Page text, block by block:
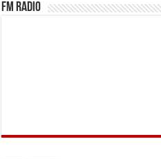
FM Radio